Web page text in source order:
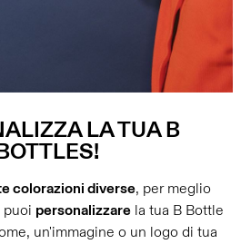
LA TUA B
colorazioni diverse, per meglio
puoi personalizzarela tua B Bottle
un'immagine o un logo di tua